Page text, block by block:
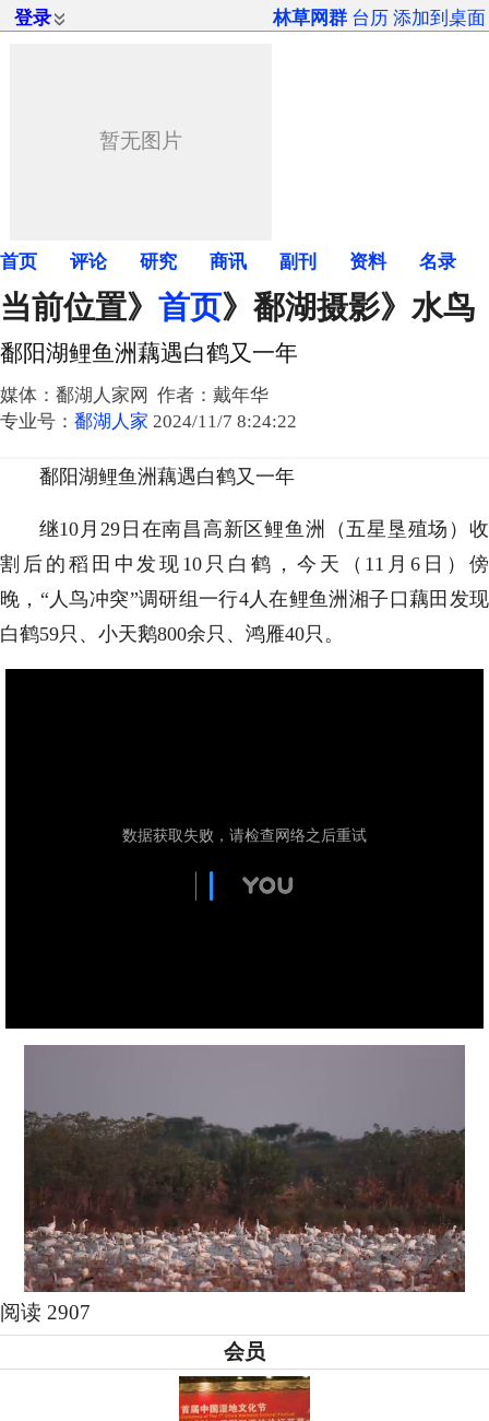
登录 林草网群 台历 添加到桌面
首页 评论 研究 商讯 副刊 资料 名录
当前位置》 首页》 鄱湖摄影》水鸟
鄱阳湖鲤鱼洲藕遇白鹤又一年
媒体：鄱湖人家网 作者：戴年华
专业号： 鄱湖人家 2024/11/7 8:24:22
鄱阳湖鲤鱼洲藕遇白鹤又一年
继10月29日在南昌高新区鲤鱼洲（五星垦殖场）收
割后的稻田中发现10只白鹤，今天（11月6日）傍
晚，“人鸟冲突”调研组一行4人在鲤鱼洲湘子口藕田发现
白鹤59只、小天鹅800余只、鸿雁40只。
阅读 2907
会员